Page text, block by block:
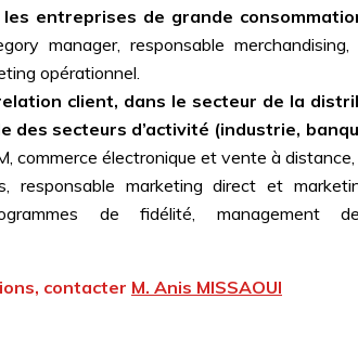
entreprises de grande
manager, responsable merchandising,
opérationnel.
client, dans le secteur de la
des secteurs d’activité (industrie,
commerce électronique et vente à
responsable marketing direct et
de fidélité, management
contacter M. Anis MISSAOUI